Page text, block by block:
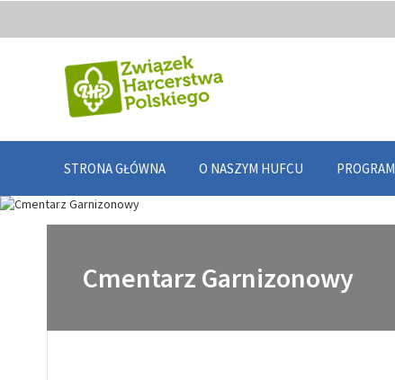
STRONA GŁÓWNA O NASZYM HUFCU PROGRAM
Cmentarz Garnizonowy